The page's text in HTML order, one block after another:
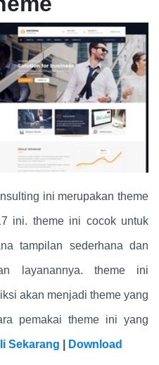
ini merupakan theme
ini. theme ini cocok untuk
tampilan sederhana dan
layanannya. theme ini
akan menjadi theme yang
pemakai theme ini yang
Sekarang Download